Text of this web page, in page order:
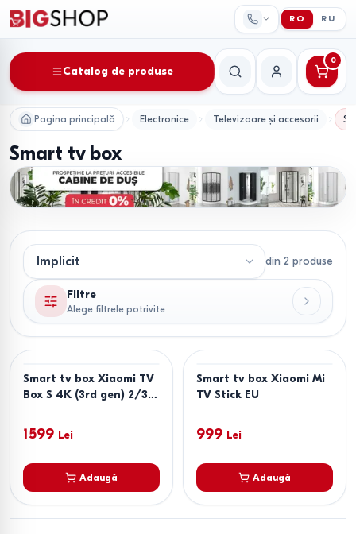
RO RU
Catalog de produse
CăutareContul meu
0
Pagina principală Electronice Televizoare și accesorii
Smart tv box
din 2 produse
Filtre
Alege filtrele potrivite
Smart tv box Xiaomi TV
Box S 4K (3rd gen) 2/32
1599 Lei
Adaugă
Smart tv box Xiaomi Mi
TV Stick EU
999 Lei
Adaugă